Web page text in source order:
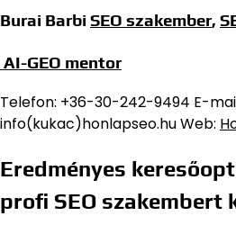
Burai Barbi SEO szakember,
AI-GEO mentor
Telefon: +36-30-242-9494 E-
info(kukac)honlapseo.hu Web:
Eredményes
profi SEO szakembert